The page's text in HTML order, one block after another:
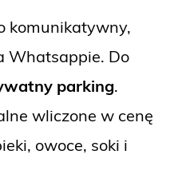
komunikatywny,
Whatsappie. Do
parking.
wliczone w cenę
owoce, soki i